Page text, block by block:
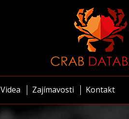
Videa Zajímavosti Kontakt